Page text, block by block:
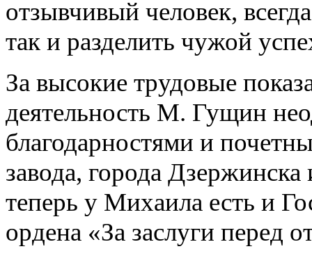
отзывчивый человек,
так и разделить чужой
За высокие трудовые
деятельность М. Гущин
благодарностями и
завода, города
теперь у Михаила есть и
ордена «За заслуги перед